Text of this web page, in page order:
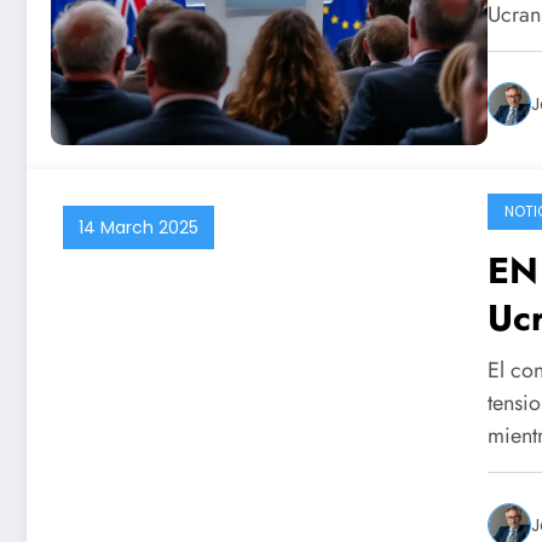
en
14 March 2025
de
El